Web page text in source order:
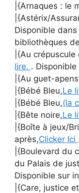
|{Arnaques : le
|{Astérix/
Disponible
bibliothèques
|{Au
lire. .
|{Au guet-
|{Bébé Bleu,Le
|{Bébé Bleu,(la
|{Bête noire,Le
|{Boîte à jeux/
après,Clicker Ici
|{Boulevard du
du Palais de
Disponible sur
|{Care, justice